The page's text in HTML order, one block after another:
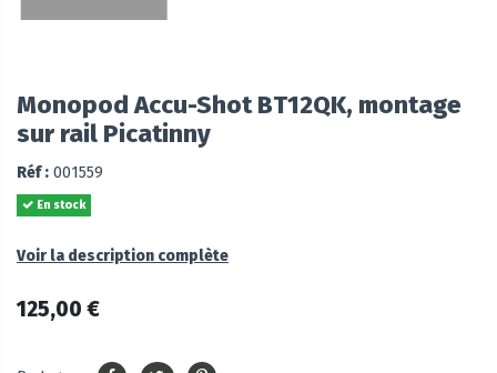
Monopod Accu-Shot BT12QK, montage
sur rail Picatinny
Réf : 001559
En stock
Voir la description complète
125,00 €